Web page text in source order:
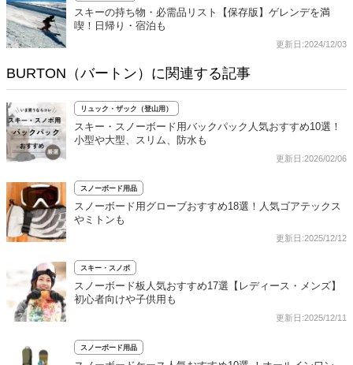
スキーの持ち物・必需品リスト【保存版】ゲレンデを満
喫！日帰り・宿泊も
更新日:2024/12/03
BURTON（バートン）に関連する記事
リュック・ザック（登山用）
スキー・スノーボード用バックパック人気おすすめ10選！
小型や大型、スリム、防水も
更新日:2026/02/06
スノーボード用品
スノーボード用グローブおすすめ18選！人気ゴアテックス
やミトンも
更新日:2025/12/12
スキー・スノボ
スノーボード板人気おすすめ17選【レディース・メンズ】
初心者向けや子供用も
更新日:2025/12/11
スノーボード用品